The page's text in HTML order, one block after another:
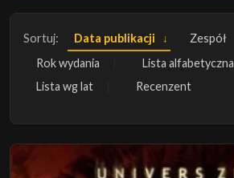
Sortuj: Data publikacji
Zespół
Rok wydania
Lista alfabetyczna
Lista wg lat
Recenzent